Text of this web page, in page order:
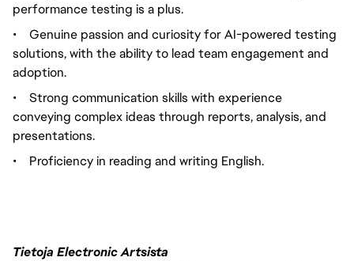
performance testing is a plus.
•
Genuine passion and curiosity for AI-powered testing
solutions, with the ability to lead team engagement and
adoption.
•
Strong communication skills with experience
conveying complex ideas through reports, analysis, and
presentations.
•
Proficiency in reading and writing English.
Tietoja Electronic Artsista